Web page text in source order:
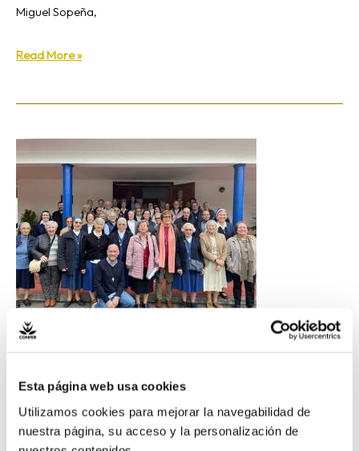
Esta página web usa cookies
Utilizamos cookies para mejorar la navegabilidad de
nuestra página, su acceso y la personalización de
Miguel Sopeña,
Read More »
la CONFER Tenerife
Regionales y Diocesanas/ PorComunicación
Retiro
de
Adviento
de
la
CONFER
Tenerife